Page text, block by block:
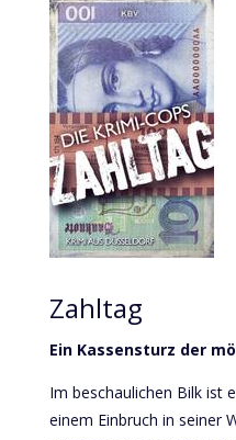
Zahltag
Ein Kassensturz der
Im beschaulichen Bilk ist
einem Einbruch in seiner